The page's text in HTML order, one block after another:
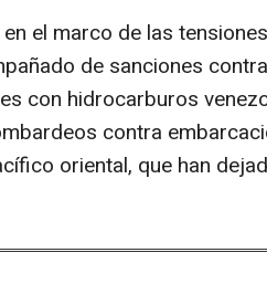
el marco de las
de sanciones
con hidrocarburos
contra
oriental, que han